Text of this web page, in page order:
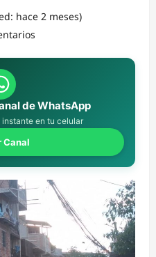
hace 2 meses)
de WhatsApp
en tu celular
Canal